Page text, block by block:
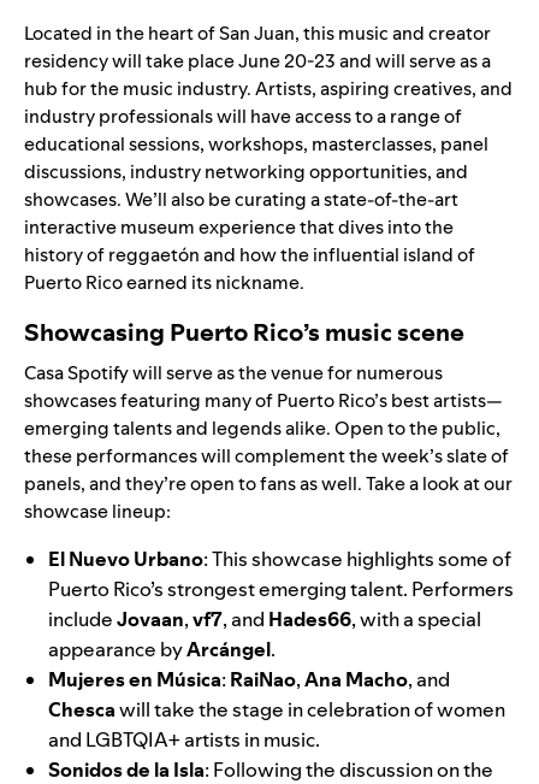
Located in the heart of San Juan, this music and creator
residency will take place June 20-23 and will serve as a
hub for the music industry. Artists, aspiring creatives, and
industry professionals will have access to a range of
educational sessions, workshops, masterclasses, panel
discussions, industry networking opportunities, and
showcases. We’ll also be curating a state-of-the-art
interactive museum experience that dives into the
history ofreggaetónand how the influential island of
Puerto Rico earned its nickname.
Showcasing Puerto Rico’s music scene
Casa Spotify will serve as the venue for numerous
showcases featuring many of Puerto Rico’s best artists—
emerging talents and legends alike. Open to the public,
these performances will complement the week’s slate of
panels, and they’re open to fans as well. Take a look at our
showcase lineup:
El Nuevo Urbano: This showcase highlights some of
Puerto Rico’s strongest emerging talent. Performers
includeJovaan,vf7, and Hades66,with a special
appearance byArcángel.
Mujeres en Música: RaiNao,Ana Macho, and
Chescawill take the stage in celebration of women
and LGBTQIA+ artists in music.
Sonidos de la Isla: Following the discussion on the